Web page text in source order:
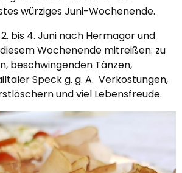
würziges Juni-Wochenende.
bis 4. Juni nach Hermagor und
Wochenende mitreißen: zu
beschwingenden Tänzen,
Speck g. g. A. Verkostungen,
und viel Lebensfreude.